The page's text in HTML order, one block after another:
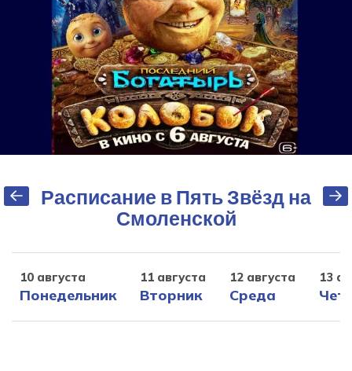
Расписание в Пять Звёзд на
Смоленской
10 августа
Понедельник
11 августа
Вторник
12 августа
Среда
13